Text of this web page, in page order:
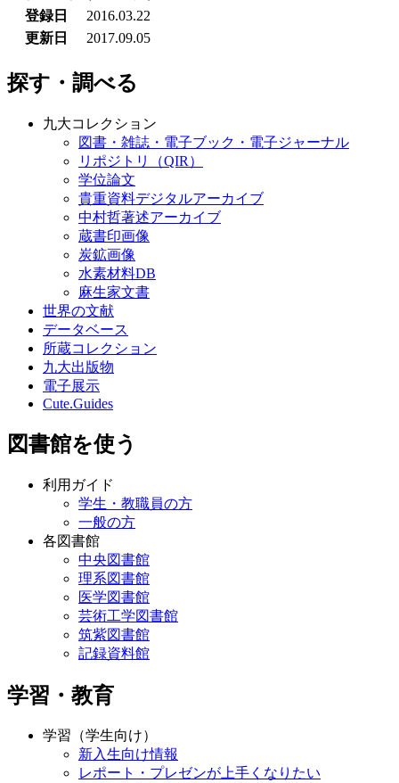
登録日
2016.03.22
更新日
2017.09.05
探す・調べる
九大コレクション
図書・雑誌・電子ブック・電子ジャーナル
リポジトリ（QIR）
学位論文
貴重資料デジタルアーカイブ
中村哲著述アーカイブ
蔵書印画像
炭鉱画像
水素材料DB
麻生家文書
世界の文献
データベース
所蔵コレクション
九大出版物
電子展示
Cute.Guides
図書館を使う
利用ガイド
学生・教職員の方
一般の方
各図書館
中央図書館
理系図書館
医学図書館
芸術工学図書館
筑紫図書館
記録資料館
学習・教育
学習（学生向け）
新入生向け情報
レポート・プレゼンが上手くなりたい